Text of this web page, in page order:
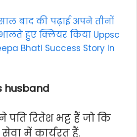
बाद की पढ़ाई अपने तीनों
हुए क्लियर किया Uppsc
Bhati Success Story In
husband
पति रितेश भट्ट हैं जो कि
में कार्यरत हैं.